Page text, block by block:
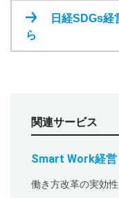
日経SDGs経
ら
関連サービス
Smart Work経
働き方改革の実効